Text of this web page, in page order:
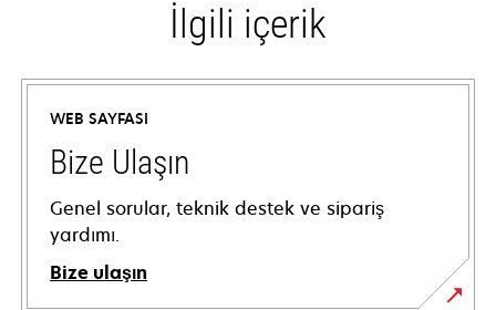
İlgili içerik
WEB SAYFASI
Bize Ulaşın
Genel sorular, teknik destek ve sipariş
yardımı.
Bize ulaşın